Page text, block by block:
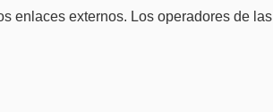
enlaces externos. Los operadores de las